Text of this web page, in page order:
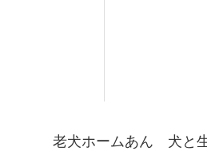
老犬ホームあん 犬と